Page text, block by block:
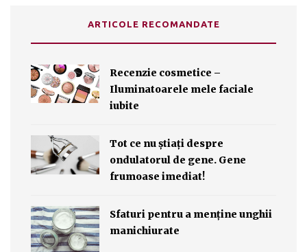
ARTICOLE RECOMANDATE
Recenzie cosmetice –
Iluminatoarele mele faciale
iubite
Tot ce nu ştiaţi despre
ondulatorul de gene. Gene
frumoase imediat!
Sfaturi pentru a menține unghii
manichiurate